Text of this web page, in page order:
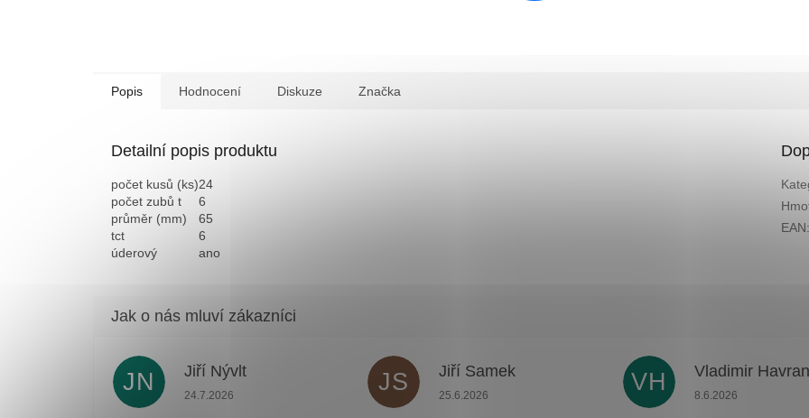
Popis Hodnocení Diskuze Značka
Detailní popis produktu
počet kusů (ks)24
počet zubů t
6
průměr (mm)
65
tct
6
úderový
ano
EAN:
JN Jiří Nývlt
Hodnocení obchodu je 5 z 5 hvězdiček.
24.7.2026 JS Jiří Samek
Hodnocení obchodu je 5 z 5 hvězdiček.
25.6.2026 VH Vladimir Havran
Hodnocení
8.6.2026